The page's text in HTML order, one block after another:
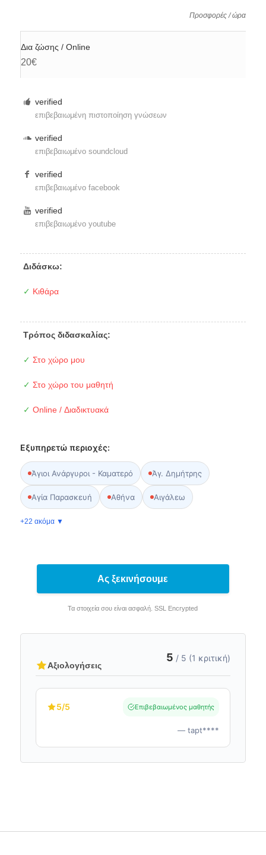
Προσφορές / ώρα
Δια ζώσης / Online
20€
verified
επιβεβαιωμένη πιστοποίηση γνώσεων
verified
επιβεβαιωμένο soundcloud
verified
επιβεβαιωμένο facebook
verified
επιβεβαιωμένο youtube
Διδάσκω:
✓ Κιθάρα
Τρόπος διδασκαλίας:
✓ Στο χώρο μου
✓ Στο χώρο του μαθητή
✓ Online / Διαδικτυακά
Εξυπηρετώ περιοχές:
Άγιοι Ανάργυροι - Καματερό Άγ. Δημήτρης
Αγία Παρασκευή Αθήνα Αιγάλεω
+22 ακόμα ▼
Ας ξεκινήσουμε
Τα στοιχεία σου είναι ασφαλή. SSL Encrypted
Αξιολογήσεις
5 / 5 (1 κριτική)
5/5 Επιβεβαιωμένος μαθητής
— tapt****